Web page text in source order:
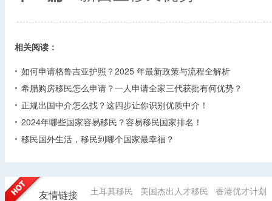
相关阅读：
如何申请格鲁吉亚护照？2025 年最新政策与流程全解析​
希腊购房移民怎么申请？一人申请全家三代获批有何优势？​
正规出国中介怎么找？这四步让你识别优质中介！
2024年哪些国家容易移民？容易移民国家排名！
移民国外生活，移民到哪个国家最幸福？
友情链接 土耳其移民 美国杰出人才移民 香港优才计划